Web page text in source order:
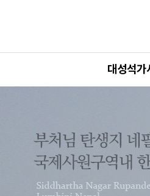
대성석가